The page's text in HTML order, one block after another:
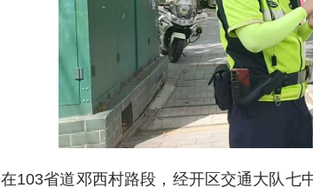
在103省道邓西村路段，经开区交通大队七